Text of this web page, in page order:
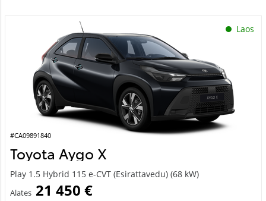
Laos
#CA09891840
Toyota Aygo X
Play 1.5 Hybrid 115 e-CVT (Esirattavedu) (68 kW)
Alates 21 450 €